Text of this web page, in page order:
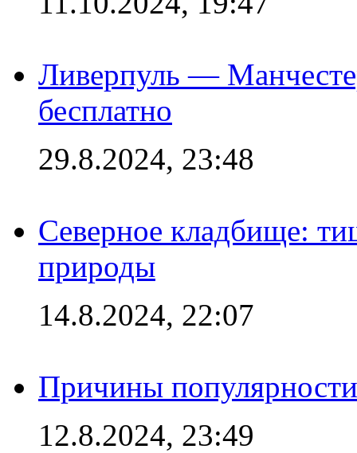
Ливерпуль —
бесплатно
29.8.2024, 23:48
Северное кладбище:
природы
14.8.2024, 22:07
Причины
12.8.2024, 23:49